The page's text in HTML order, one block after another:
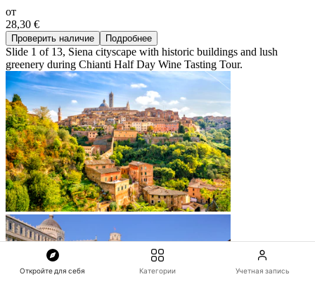
Откройте для себя Категории Учетная запись
от
28,30 €
Проверить наличие Подробнее
Slide 1 of 13, Siena cityscape with historic buildings and lush
greenery during Chianti Half Day Wine Tasting Tour.